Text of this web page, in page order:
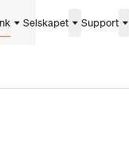
Selskapet Support